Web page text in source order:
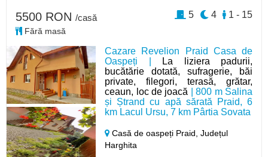
Cazare Revelion Praid Casa de
Oaspeți |
La liziera padurii,
bucătărie dotată, sufragerie, băi
private, filegori, terasă, grătar,
ceaun, loc de joacă | 800 m Salina
și Ștrand cu apă sărată Praid, 6
km Lacul Ursu, 7 km Pârtia Sovata
Casă de oaspeți Praid,Județul
Harghita
5500 RON /casă
Fără masă
1 - 15
4
5